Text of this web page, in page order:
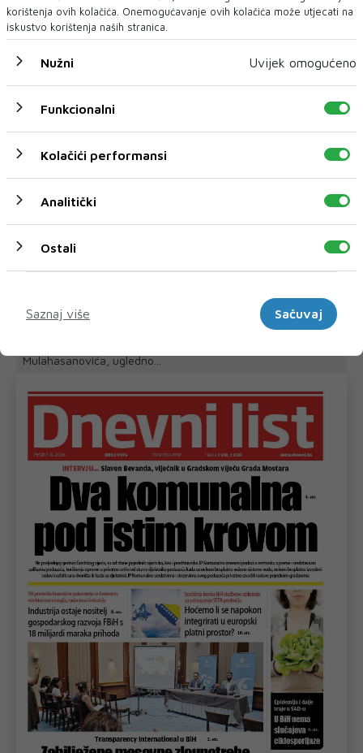
NAJČITANIJE
Preminuo ugledni mostarski kardiokirurg
Mulahasanovića, ugledno...
korištenja ovih kolačića. Onemogućavanje ovih kolačića može utjecati na
iskustvo korištenja naših stranica.
Nužni Uvijek omogućeno
Funkcionalni
Kolačići performansi
Analitički
Ostali
Saznaj više
Sačuvaj